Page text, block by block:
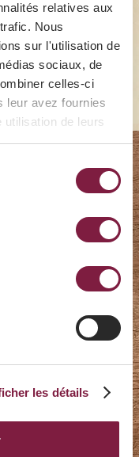
relatives aux
Nous
sur l'utilisation de
sociaux, de
celles-ci
leur avez fournies
de leurs
les détails